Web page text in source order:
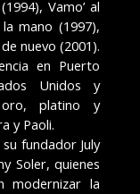
Vamo’ al
mano (1997),
nuevo (2001).
en Puerto
Unidos y
oro, platino y
y Paoli.
fundador July
Soler, quienes
modernizar la